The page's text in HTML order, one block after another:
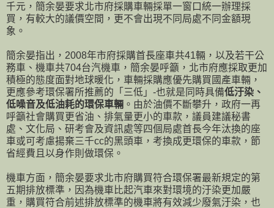
千元，簡余晏要求北市府採購車輛採單一窗口統一辦理採
買，有較大的議價空間，更不會出現不同局處不同金額現
象。
簡余晏指出，2008年市府採購首長座車共41輛，以及若干公
務車、機車共704台汽機車，簡余晏呼籲，北市府應採取更加
積極的態度面對地球暖化，車輛採購應優先購買國產車輛，
更應參考環保署所推薦的「三低」-也就是同時具備低汙染、
低噪音及低油耗的環保車輛 。由於油價不斷攀升，政府一再
呼籲社會購買更省油、排氣量更小的車款，議員建議秘書
處、文化局、研考會及資訊處等四個局處首長今年汰換的座
車或可考慮揚棄三千cc的黑頭車，考換成更環保的車款，節
省經費且以身作則做環保。
機車方面，簡余晏要求北市府購買符合環保署最新規定的第
五期排放標準，因為機車比起汽車來對環境的汙染更加嚴
重，購買符合前述排放標準的機車將有效減少廢氣汙染，也